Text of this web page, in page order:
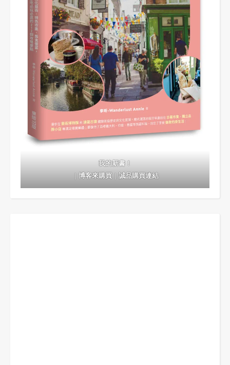
我的新書！
｜博客來購買｜誠品購買連結